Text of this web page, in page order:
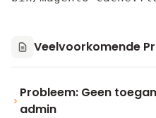
Veelvoorkomende
Probleem: Geen
admin